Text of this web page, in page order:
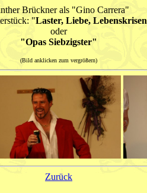
Brückner als "Gino Carrera"
"Laster, Liebe, Lebenskrisen
oder
"Opas Siebzigster"
(Bild anklicken zum vergrößern)
Zurück